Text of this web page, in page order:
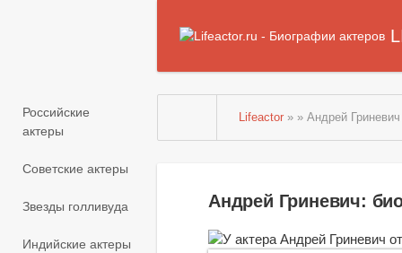
Российские
актеры
Советские актеры
Звезды голливуда
Индийские актеры
Lifeactor » » Андрей Гриневич
Андрей Гриневич: